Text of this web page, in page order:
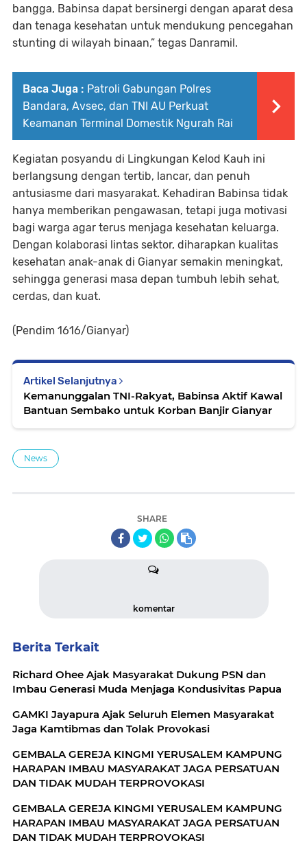
bangga, Babinsa dapat bersinergi dengan aparat desa
dan tenaga kesehatan untuk mendukung pencegahan
stunting di wilayah binaan,” tegas Danramil.
Baca Juga : Patroli Gabungan Polres
Bandara, Avsec, dan TNI AU Perkuat
Keamanan Terminal Domestik Ngurah Rai
Kegiatan posyandu di Lingkungan Kelod Kauh ini
berlangsung dengan tertib, lancar, dan penuh
antusiasme dari masyarakat. Kehadiran Babinsa tidak
hanya memberikan pengawasan, tetapi juga motivasi
bagi warga agar terus menjaga kesehatan keluarga.
Dengan kolaborasi lintas sektor, diharapkan kualitas
kesehatan anak-anak di Gianyar semakin meningkat,
sehingga generasi masa depan tumbuh lebih sehat,
cerdas, dan kuat.
(Pendim 1616/Gianyar)
Artikel Selanjutnya
Kemanunggalan TNI-Rakyat, Babinsa Aktif Kawal
Bantuan Sembako untuk Korban Banjir Gianyar
News
SHARE
komentar
Berita Terkait
Richard Ohee Ajak Masyarakat Dukung PSN dan
Imbau Generasi Muda Menjaga Kondusivitas Papua
GAMKI Jayapura Ajak Seluruh Elemen Masyarakat
Jaga Kamtibmas dan Tolak Provokasi
GEMBALA GEREJA KINGMI YERUSALEM KAMPUNG
HARAPAN IMBAU MASYARAKAT JAGA PERSATUAN
DAN TIDAK MUDAH TERPROVOKASI
GEMBALA GEREJA KINGMI YERUSALEM KAMPUNG
HARAPAN IMBAU MASYARAKAT JAGA PERSATUAN
DAN TIDAK MUDAH TERPROVOKASI